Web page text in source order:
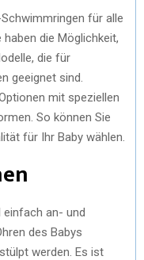
für alle
die Möglichkeit,
die für
geeignet sind.
mit speziellen
So können Sie
für Ihr Baby wählen.
einfach an- und
des Babys
werden. Es ist